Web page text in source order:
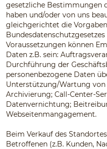
gesetzliche Bestimmungen
haben und/oder von uns
gleichgerichtet die
Voraussetzungen können
Daten z.B. sein:
Durchführung der
personenbezogene Daten
Unterstützung/Wartung von
Archivierung; Call-Center-
Datenvernichtung;
Webseitenmangagement.
Beim Verkauf des
Betroffenen (z.B. Kunden,